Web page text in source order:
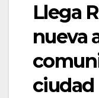
Llega
nueva
ciudad